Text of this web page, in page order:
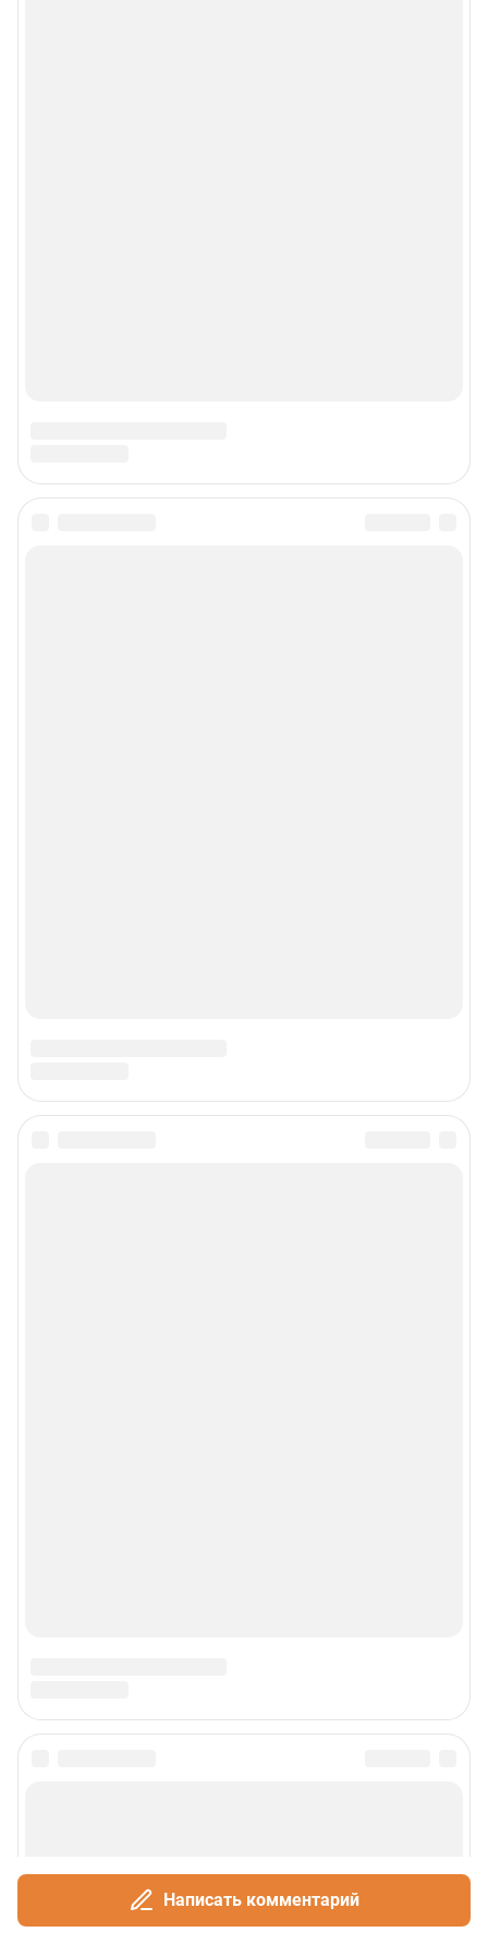
Написать комментарий